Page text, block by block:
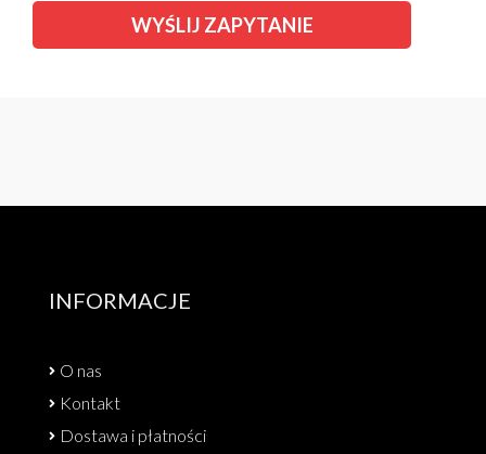
INFORMACJE
O nas
Kontakt
Dostawa i płatności